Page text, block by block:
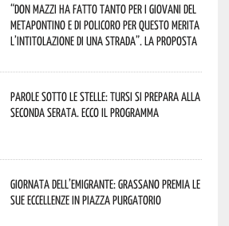
“Don Mazzi ha fatto tanto per i giovani del
Metapontino e di Policoro per questo merita
l’intitolazione di una strada”. La proposta
Parole sotto le stelle: Tursi si prepara alla
seconda serata. Ecco il programma
Giornata dell’Emigrante: Grassano premia le
sue eccellenze in Piazza Purgatorio